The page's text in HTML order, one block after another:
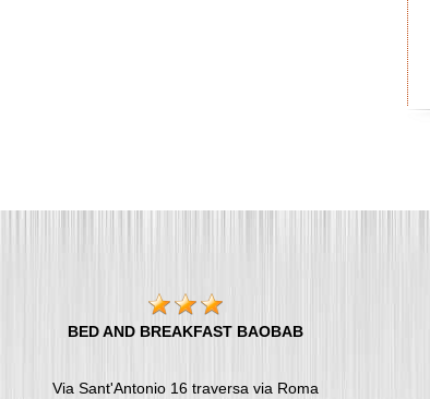
BED AND BREAKFAST BAOBAB
Via Sant'Antonio 16 traversa via Roma